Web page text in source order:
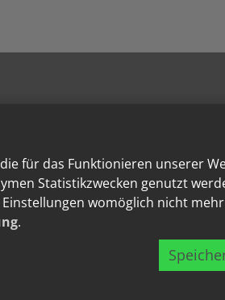
für das Funktionieren unserer
Statistikzwecken genutzt
womöglich nicht
.